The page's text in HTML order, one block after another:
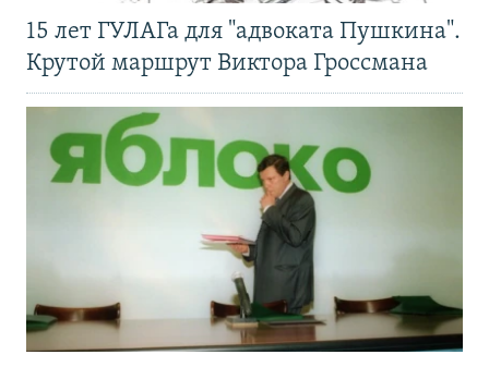
15 лет ГУЛАГа для "адвоката Пушкина".
Крутой маршрут Виктора Гроссмана